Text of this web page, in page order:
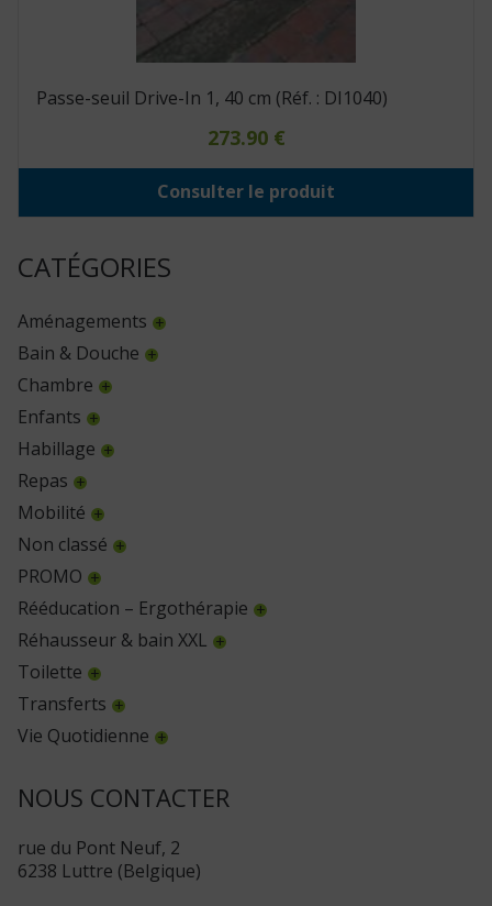
CATÉGORIES
Aménagements
Bain & Douche
Chambre
Enfants
Habillage
Repas
Mobilité
Non classé
PROMO
Rééducation – Ergothérapie
Réhausseur & bain XXL
Toilette
Transferts
Vie Quotidienne
NOUS CONTACTER
rue du Pont Neuf, 2
6238 Luttre (Belgique)
Passe-seuil Drive-In 1, 40 cm (Réf. : DI1040)
273.90 €
Consulter le produit